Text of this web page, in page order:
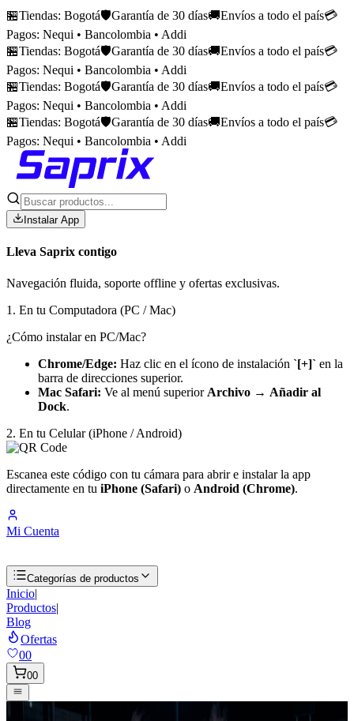
🏪Tiendas: Bogotá🛡️Garantía de 30 días🚚Envíos a todo el país💳
Pagos: Nequi • Bancolombia • Addi
🏪Tiendas: Bogotá🛡️Garantía de 30 días🚚Envíos a todo el país💳
Pagos: Nequi • Bancolombia • Addi
🏪Tiendas: Bogotá🛡️Garantía de 30 días🚚Envíos a todo el país💳
Pagos: Nequi • Bancolombia • Addi
🏪Tiendas: Bogotá🛡️Garantía de 30 días🚚Envíos a todo el país💳
Pagos: Nequi • Bancolombia • Addi
Instalar App
Lleva Saprix contigo
Navegación fluida, soporte offline y ofertas exclusivas.
1. En tu Computadora (PC / Mac)
¿Cómo instalar en PC/Mac?
Chrome/Edge: Haz clic en el ícono de instalación `[+]` en la
barra de direcciones superior.
Mac Safari: Ve al menú superior Archivo → Añadir al
Dock.
2. En tu Celular (iPhone / Android)
Escanea este código con tu cámara para abrir e instalar la app
directamente en tu iPhone (Safari) o Android (Chrome).
Mi Cuenta
Categorías de productos
Inicio|
Productos|
Blog
Ofertas
00
00